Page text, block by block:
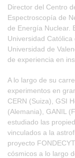
Director del Centro
Espectroscopía de
de Energía Nuclear.
Universidad
Universidad de
de experiencia en
A lo largo de su
experimentos en
CERN (Suiza), GSI
(Alemania), GANIL
estudiado las
vinculados a la
proyecto
cósmicos a lo largo